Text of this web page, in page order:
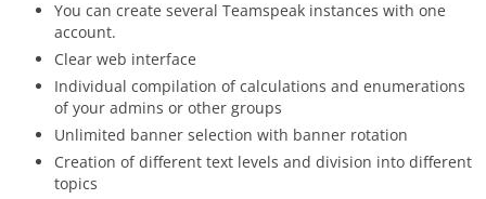
You can create several Teamspeak instances with one
account.
Clear web interface
Individual compilation of calculations and enumerations
of your admins or other groups
Unlimited banner selection with banner rotation
Creation of different text levels and division into different
topics